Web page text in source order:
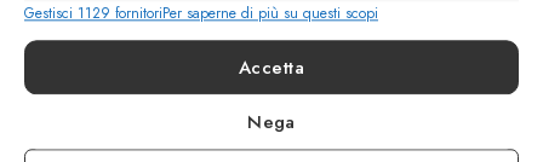
Gestisci 1129 fornitoriPer saperne di più su questi scopi
Accetta
Nega
info@calzaturebelfiore.com
+39 02 468042